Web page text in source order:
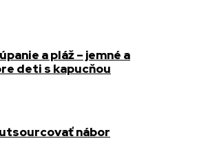
a pláž – jemné a
deti s kapucňou
nábor